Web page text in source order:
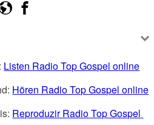
Listen Radio Top Gospel online
Hören Radio Top Gospel online
Reproduzir Radio Top Gospel